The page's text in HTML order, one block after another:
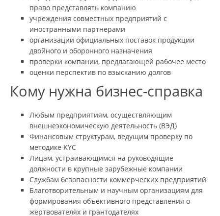
право представлять компанию
учреждения совместных предприятий с
иностранными партнерами
организации официальных поставок продукции
двойного и оборонного назначения
проверки компании, предлагающей рабочее место
оценки перспектив по взысканию долгов
Кому нужна бизнес-справка
Любым предприятиям, осуществляющим
внешнеэкономическую деятельность (ВЭД)
Финансовым структурам, ведущим проверку по
методике KYC
Лицам, устраивающимся на руководящие
должности в крупные зарубежные компании
Службам безопасности коммерческих предприятий
Благотворительным и научным организациям для
формирования объективного представления о
жертвователях и грантодателях